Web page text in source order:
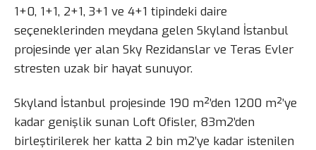
1+0, 1+1, 2+1, 3+1 ve 4+1 tipindeki daire
seçeneklerinden meydana gelen Skyland İstanbul
projesinde yer alan Sky Rezidanslar ve Teras Evler
stresten uzak bir hayat sunuyor.
Skyland İstanbul projesinde 190 m²’den 1200 m²’ye
kadar genişlik sunan Loft Ofisler, 83m2’den
birleştirilerek her katta 2 bin m2’ye kadar istenilen